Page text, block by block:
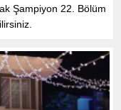
Şampiyon 22. Bölüm